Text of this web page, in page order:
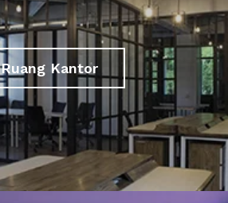
Ruang Kantor